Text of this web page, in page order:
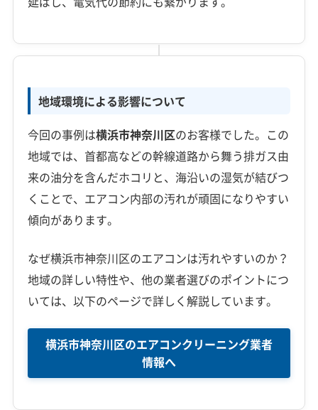
地域環境による影響について
今回の事例は横浜市神奈川区のお客様でした。この
地域では、首都高などの幹線道路から舞う排ガス由
来の油分を含んだホコリと、海沿いの湿気が結びつ
くことで、エアコン内部の汚れが頑固になりやすい
傾向があります。
なぜ横浜市神奈川区のエアコンは汚れやすいのか？
地域の詳しい特性や、他の業者選びのポイントにつ
いては、以下のページで詳しく解説しています。
横浜市神奈川区のエアコンクリーニング業者
情報へ